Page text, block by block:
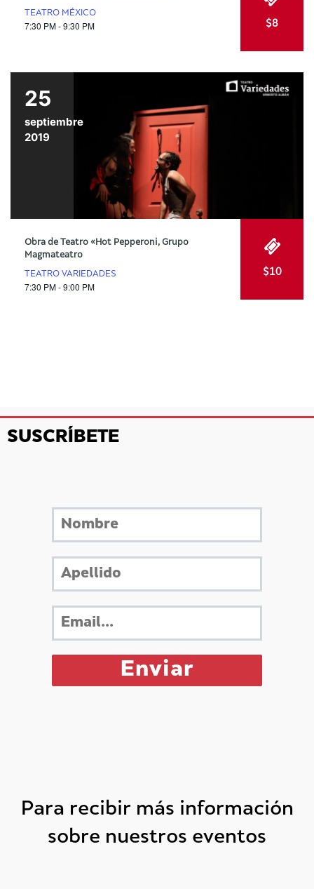
TEATRO MÉXICO
7:30 PM - 9:30 PM $8
25
septiembre
2019
Obra de Teatro «Hot Pepperoni, Grupo
Magmateatro
TEATRO VARIEDADES
7:30 PM - 9:00 PM
$10
SUSCRÍBETE
Para recibir más información
sobre nuestros eventos